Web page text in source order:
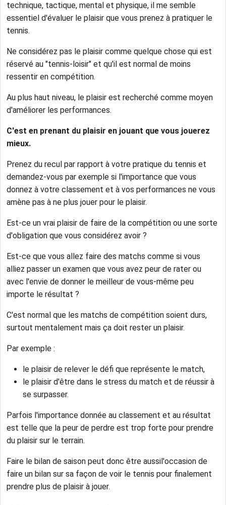
technique, tactique, mental et physique, il me semble
essentiel d'évaluer le plaisir que vous prenez à pratiquer le
tennis.
Ne considérez pas le plaisir comme quelque chose qui est
réservé au "tennis-loisir" et qu'il est normal de moins
ressentir en compétition.
Au plus haut niveau, le plaisir est recherché comme moyen
d'améliorer les performances.
C'est en prenant du plaisir en jouant que vous jouerez
mieux.
Prenez du recul par rapport à votre pratique du tennis et
demandez-vous par exemple si l'importance que vous
donnez à votre classement et à vos performances ne vous
amène pas à ne plus jouer pour le plaisir.
Est-ce un vrai plaisir de faire de la compétition ou une sorte
d'obligation que vous considérez avoir ?
Est-ce que vous allez faire des matchs comme si vous
alliez passer un examen que vous avez peur de rater ou
avec l'envie de donner le meilleur de vous-même peu
importe le résultat ?
C'est normal que les matchs de compétition soient durs,
surtout mentalement mais ça doit rester un plaisir.
Par exemple :
le plaisir de relever le défi que représente le match,
le plaisir d'être dans le stress du match et de réussir à
se surpasser.
Parfois l'importance donnée au classement et au résultat
est telle que la peur de perdre est trop forte pour prendre
du plaisir sur le terrain.
Faire le bilan de saison peut donc être aussil'occasion de
faire un bilan sur sa façon de voir le tennis pour finalement
prendre plus de plaisir à jouer.